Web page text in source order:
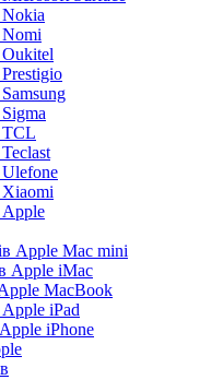
TCL
Apple
Apple Mac mini
Apple iMac
MacBook
iPad
iPhone